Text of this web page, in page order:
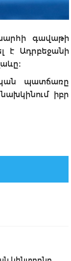
գավաթի
է Ադրբեջանի
պատճառը
իբր